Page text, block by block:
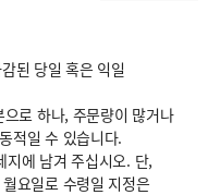
된 당일 혹은 익일
로 하나, 주문량이 많거나
적일 수 있습니다.
지에 남겨 주십시오. 단,
요일로 수령일 지정은